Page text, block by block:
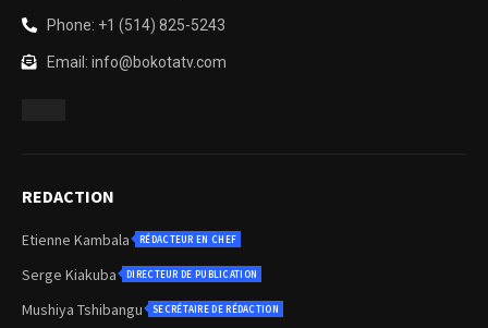
Phone: +1 (514) 825-5243
Email: info@bokotatv.com
REDACTION
Etienne Kambala RÉDACTEUR EN CHEF
Serge Kiakuba DIRECTEUR DE PUBLICATION
Mushiya Tshibangu SECRÉTAIRE DE RÉDACTION